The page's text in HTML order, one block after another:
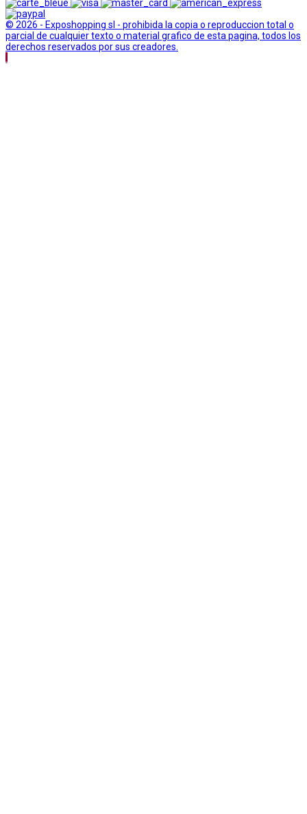
© 2026 - Exposhopping sl - prohibida la copia o reproduccion total o
parcial de cualquier texto o material grafico de esta pagina, todos los
derechos reservados por sus creadores.